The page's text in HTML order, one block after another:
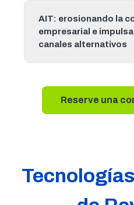
AIT: erosionando la
empresarial e
canales alternativos
Reserve una